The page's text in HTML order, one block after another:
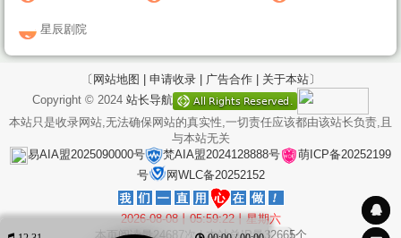
星辰剧院
〔网站地图 | 申请收录 | 广告合作 | 关于本站〕
Copyright © 2024 站长导航
本站只是收录网站,无法确保网站的真实性,一切责任应该都由该站长负责,且
与本站无关
易AIA盟2025090000号
梵AIA盟2024128888号
萌ICP备20252199
号
网WLC备20252152
2026-08-08丨05:59:22丨星期六
本页阅读量24687次 | 本站总IP量32665个